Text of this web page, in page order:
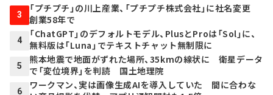
3
「プチプチ」の川上産業、「プチプチ株式会社」に社名変更
創業58年で
4
「ChatGPT」のデフォルトモデル、PlusとProは「Sol」に、
無料版は「Luna」でテキストチャット無制限に
5
熊本地震で地面がずれた場所、35kmの線状に 衛星データ
で「変位境界」を判読 国土地理院
6
ワークマン、実は画像生成AIを導入していた 間に合わな